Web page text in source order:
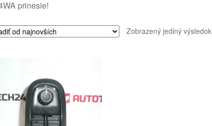
prinesie!
Zobrazený jediný výsledok